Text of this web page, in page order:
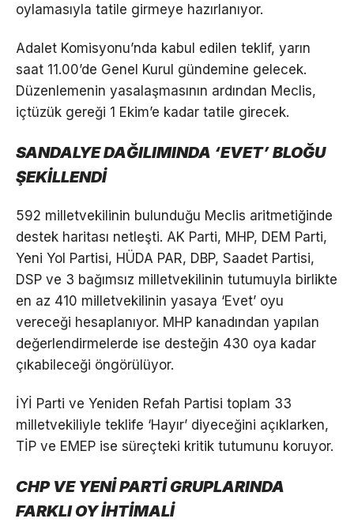
oylamasıyla tatile girmeye hazırlanıyor.
Adalet Komisyonu’nda kabul edilen teklif, yarın
saat 11.00’de Genel Kurul gündemine gelecek.
Düzenlemenin yasalaşmasının ardından Meclis,
içtüzük gereği 1 Ekim’e kadar tatile girecek.
SANDALYE DAĞILIMINDA ‘EVET’ BLOĞU
ŞEKİLLENDİ
592 milletvekilinin bulunduğu Meclis aritmetiğinde
destek haritası netleşti. AK Parti, MHP, DEM Parti,
Yeni Yol Partisi, HÜDA PAR, DBP, Saadet Partisi,
DSP ve 3 bağımsız milletvekilinin tutumuyla birlikte
en az 410 milletvekilinin yasaya ‘Evet’ oyu
vereceği hesaplanıyor. MHP kanadından yapılan
değerlendirmelerde ise desteğin 430 oya kadar
çıkabileceği öngörülüyor.
İYİ Parti ve Yeniden Refah Partisi toplam 33
milletvekiliyle teklife ‘Hayır’ diyeceğini açıklarken,
TİP ve EMEP ise süreçteki kritik tutumunu koruyor.
CHP VE YENİ PARTİ GRUPLARINDA
FARKLI OY İHTİMALİ